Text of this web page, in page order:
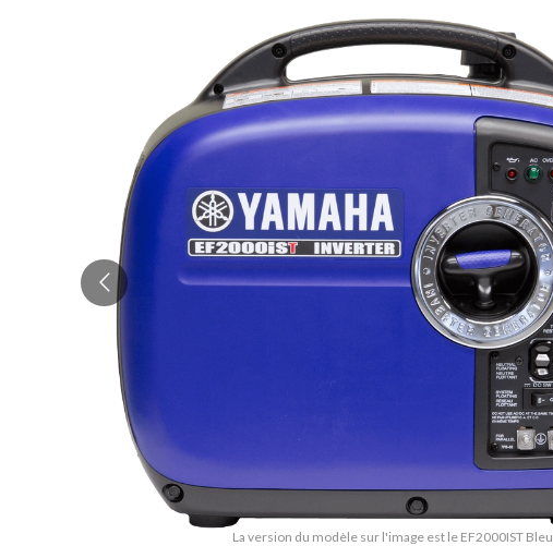
La version du modèle sur l'image est le EF2000IST Bleu